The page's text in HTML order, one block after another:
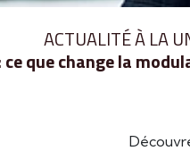
ACTUALITÉ À LA
que change la